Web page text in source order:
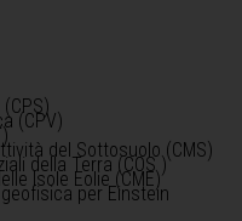
(CPV)
del Sottosuolo (CMS)
della Terra (COS )
Isole Eolie (CME)
per Einstein